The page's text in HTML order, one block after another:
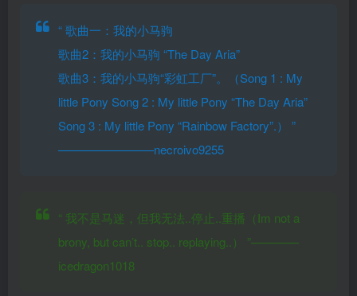
“歌曲一：我的小马驹
歌曲2：我的小马驹 “The Day Aria”
歌曲3：我的小马驹“彩虹工厂”。（Song 1 : My
little Pony Song 2 : My little Pony “The Day Aria”
Song 3 : My little Pony “Rainbow Factory”.） ”
————————necroivo9255
“ 我不是马迷，但我无法..停止..重播（Im not a
brony, but can’t.. stop.. replaying..） ”————
icedragon1018